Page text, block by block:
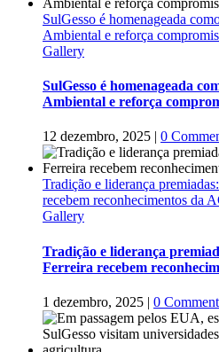
SulGesso é homenageada
Ambiental e reforça
Gallery
SulGesso é homenageada
Ambiental e reforça
12 dezembro, 2025 | 0
Tradição e liderança
recebem reconhecimentos da
Gallery
Tradição e liderança
Ferreira recebem
1 dezembro, 2025 | 0